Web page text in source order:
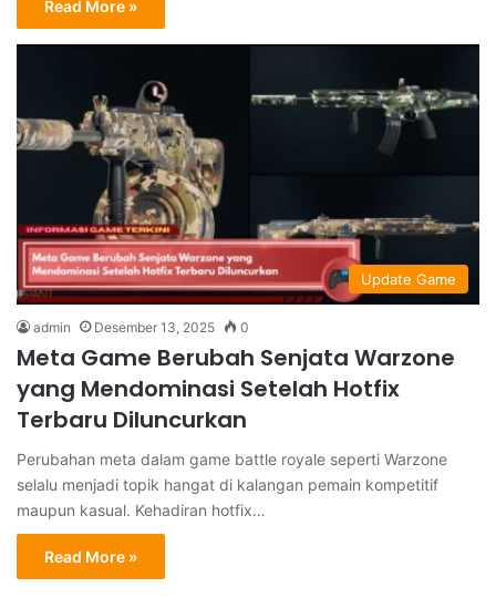
Read More »
Update Game
admin Desember 13, 2025 0
Meta Game Berubah Senjata Warzone
yang Mendominasi Setelah Hotfix
Terbaru Diluncurkan
Perubahan meta dalam game battle royale seperti Warzone
selalu menjadi topik hangat di kalangan pemain kompetitif
maupun kasual. Kehadiran hotfix…
Read More »